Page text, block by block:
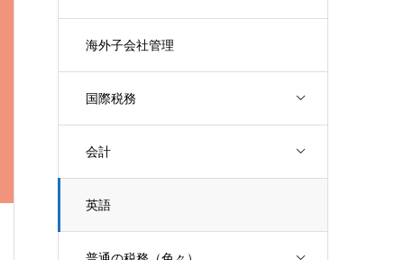
海外子会社管理
国際税務
会計
英語